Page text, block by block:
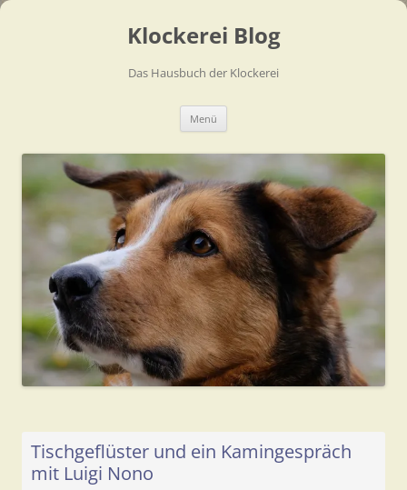
Klockerei Blog
Das Hausbuch der Klockerei
Menü
Tischgeflüster und ein Kamingespräch
mit Luigi Nono